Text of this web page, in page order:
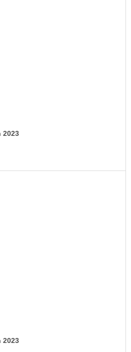
2023
2023